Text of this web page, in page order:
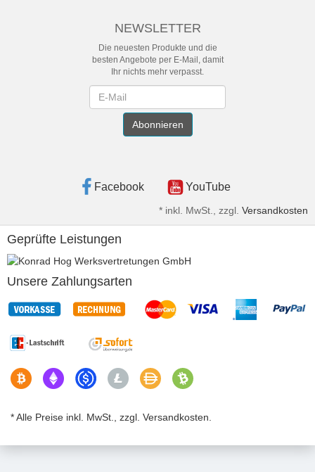
NEWSLETTER
Die neuesten Produkte und die
besten Angebote per E-Mail, damit
Ihr nichts mehr verpasst.
Abonnieren
Facebook YouTube
* inkl. MwSt., zzgl. Versandkosten
Geprüfte Leistungen
Unsere Zahlungsarten
* Alle Preise inkl. MwSt., zzgl. Versandkosten.